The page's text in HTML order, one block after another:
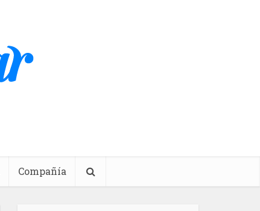
Compañía